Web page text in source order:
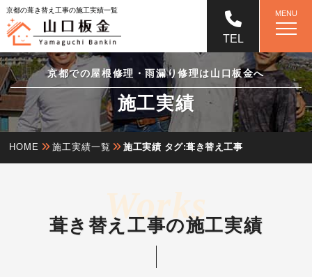
京都の葺き替え工事の施工実績一覧
TEL
MENU
京都での屋根修理・雨漏り修理は山口板金へ
施工実績
HOME 施工実績一覧 施工実績 タグ:葺き替え工事
葺き替え工事の施工実績